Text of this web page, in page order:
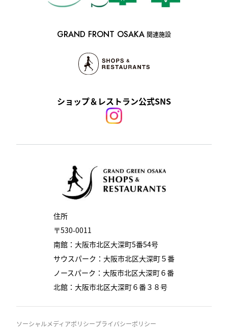
住所
〒530-0011
南館：大阪市北区大深町5番54号
サウスパーク：大阪市北区大深町５番
ノースパーク：大阪市北区大深町６番
北館：大阪市北区大深町６番３８号
ソーシャルメディアポリシープライバシーポリシー
ショップ＆レストラン公式SNS
GRAND FRONT OSAKA 関連施設